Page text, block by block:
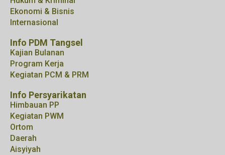
Ekonomi & Bisnis
Internasional
Info PDM Tangsel
Kajian Bulanan
Program Kerja
Kegiatan PCM & PRM
Info Persyarikatan
Himbauan PP
Kegiatan PWM
Ortom
Daerah
Aisyiyah